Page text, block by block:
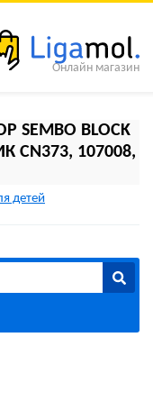
BLOCK
107008,
детей
Онлайн магазин